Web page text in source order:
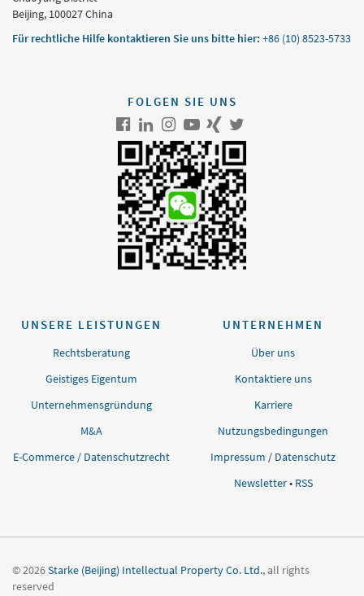
Beijing, 100027 China
Für rechtliche Hilfe kontaktieren Sie uns bitte hier: +86 (10) 8523-5733
FOLGEN SIE UNS
UNSERE LEISTUNGEN
Rechtsberatung
Geistiges Eigentum
Unternehmensgründung
M&A
E-Commerce / Datenschutzrecht
UNTERNEHMEN
Über uns
Kontaktiere uns
Karriere
Nutzungsbedingungen
Impressum / Datenschutz
Newsletter• RSS
© 2026Starke (Beijing) Intellectual Property Co. Ltd., all rights
reserved